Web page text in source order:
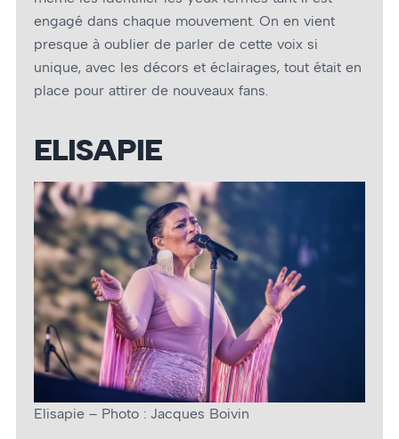
engagé dans chaque mouvement. On en vient
presque à oublier de parler de cette voix si
unique, avec les décors et éclairages, tout était en
place pour attirer de nouveaux fans.
ELISAPIE
Elisapie – Photo : Jacques Boivin